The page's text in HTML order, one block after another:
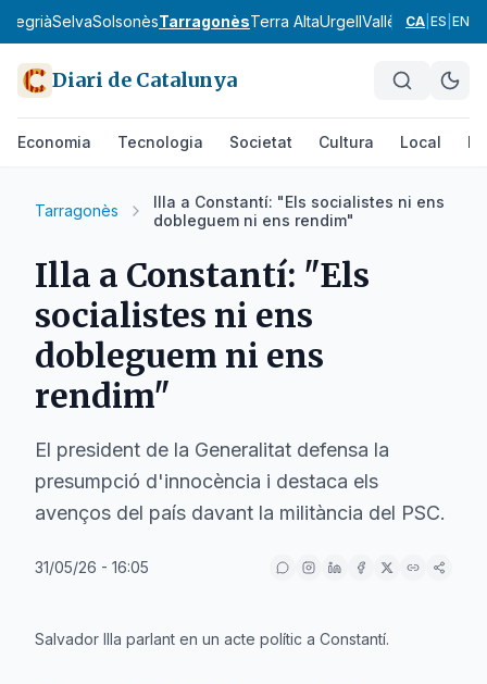
SegriàSelvaSolsonèsTarragonèsTerra AltaUrgellVallès Occidental
CA ES EN
Diari de Catalunya
Economia Tecnologia Societat Cultura Local
Tarragonès
Illa a Constantí: "Els socialistes ni ens
dobleguem ni ens rendim"
Illa a Constantí: "Els
socialistes ni ens
dobleguem ni ens
rendim"
El president de la Generalitat defensa la
presumpció d'innocència i destaca els
avenços del país davant la militància del PSC.
31/05/26 - 16:05
Salvador Illa parlant en un acte polític a Constantí.